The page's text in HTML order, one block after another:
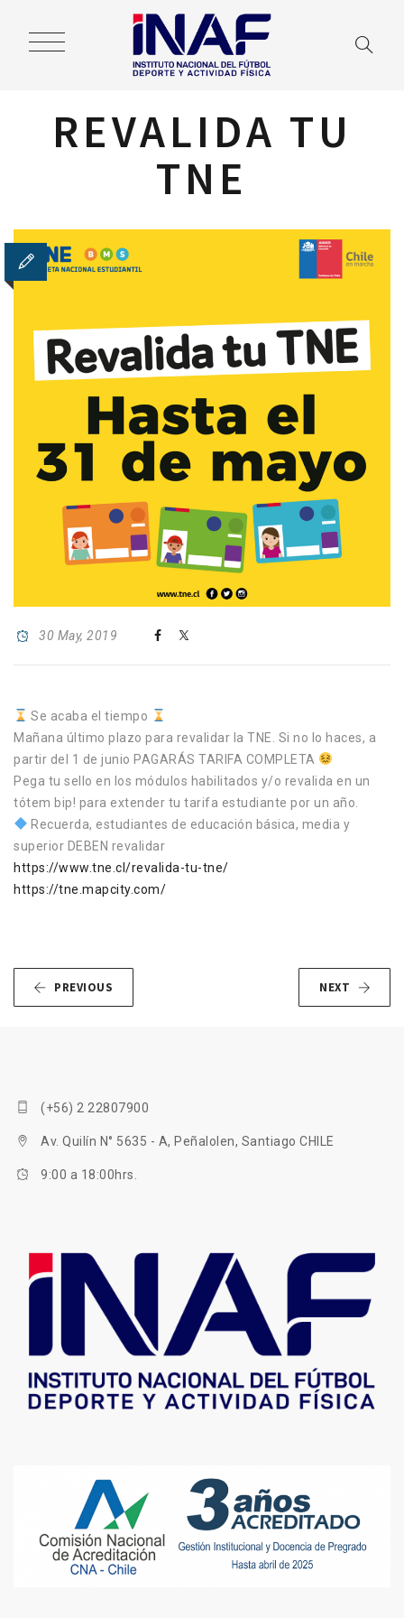
REVALIDA TU
TNE
30 May, 2019
Se acaba el tiempo
Mañana último plazo para revalidar la TNE. Si no lo haces, a
partir del 1 de junio PAGARÁS TARIFA COMPLETA
Pega tu sello en los módulos habilitados y/o revalida en un
tótem bip! para extender tu tarifa estudiante por un año.
Recuerda, estudiantes de educación básica, media y
superior DEBEN revalidar
https://www.tne.cl/revalida-tu-tne/
https://tne.mapcity.com/
PREVIOUS NEXT
(+56) 2 22807900
Av. Quilín N° 5635 - A, Peñalolen, Santiago CHILE
9:00 a 18:00hrs.